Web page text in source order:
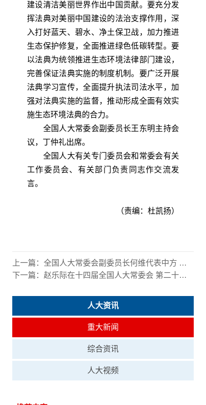
建设清洁美丽世界作出中国贡献。要充分发
挥法典对美丽中国建设的法治支撑作用，深
入打好蓝天、碧水、净土保卫战，加力推进
生态保护修复，全面推进绿色低碳转型。要
以法典为统领推进生态环境法律部门建设，
完善保证法典实施的制度机制。要广泛开展
法典学习宣传，全面提升执法司法水平，加
强对法典实施的监督，推动形成全面有效实
施生态环境法典的合力。
全国人大常委会副委员长王东明主持会
议，丁仲礼出席。
全国人大有关专门委员会和常委会有关
工作委员会、有关部门负责同志作交流发
言。
（责编：杜凯扬）
上一篇： 全国人大常委会副委员长何维代表中方 出席伊朗已故最高领袖哈梅内伊葬礼
下一篇： 赵乐际在十四届全国人大常委会 第二十三次会议上的讲话
人大资讯
重大新闻
综合资讯
人大视频